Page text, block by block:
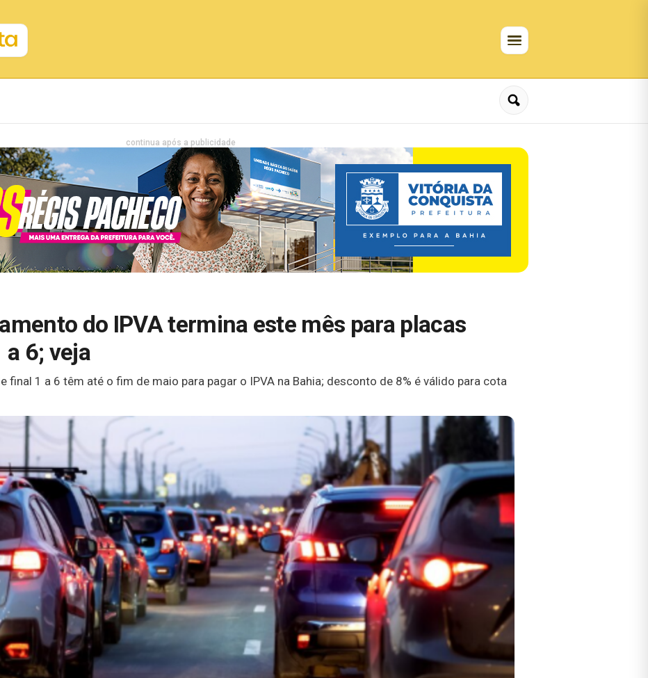
continua após a publicidade
do IPVA termina este mês para placas
6; veja
final 1 a 6 têm até o fim de maio para pagar o IPVA na Bahia; desconto de 8% é válido para cota